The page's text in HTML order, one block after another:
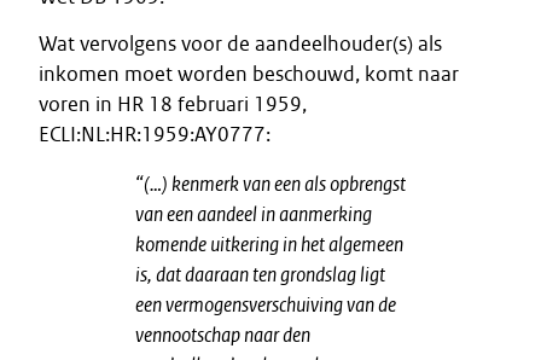
Wat vervolgens voor de aandeelhouder(s) als
inkomen moet worden beschouwd, komt naar
voren in HR 18 februari 1959,
ECLI:NL:HR:1959:AY0777:
“(…) kenmerk van een als opbrengst
van een aandeel in aanmerking
komende uitkering in het algemeen
is, dat daaraan ten grondslag ligt
een vermogensverschuiving van de
vennootschap naar den